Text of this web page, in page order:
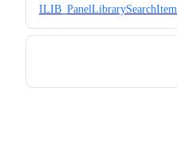
ILIB_PanelLibrarySearchItem